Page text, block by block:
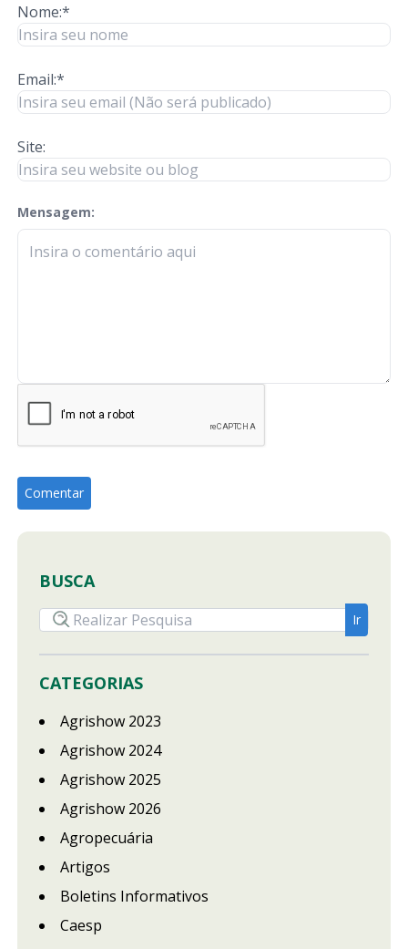
Nome:*
Email:*
Site:
Mensagem:
check-terms
BUSCA
CATEGORIAS
Agrishow 2023
Agrishow 2024
Agrishow 2025
Agrishow 2026
Agropecuária
Artigos
Boletins Informativos
Caesp